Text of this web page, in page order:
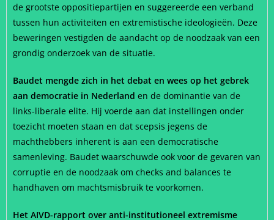
de grootste oppositiepartijen en suggereerde een verband
tussen hun activiteiten en extremistische ideologieën. Deze
beweringen vestigden de aandacht op de noodzaak van een
grondig onderzoek van de situatie.
Baudet mengde zich in het debat en wees op het gebrek
aan democratie in Nederland en de dominantie van de
links-liberale elite. Hij voerde aan dat instellingen onder
toezicht moeten staan en dat scepsis jegens de
machthebbers inherent is aan een democratische
samenleving. Baudet waarschuwde ook voor de gevaren van
corruptie en de noodzaak om checks and balances te
handhaven om machtsmisbruik te voorkomen.
Het AIVD-rapport over anti-institutioneel extremisme